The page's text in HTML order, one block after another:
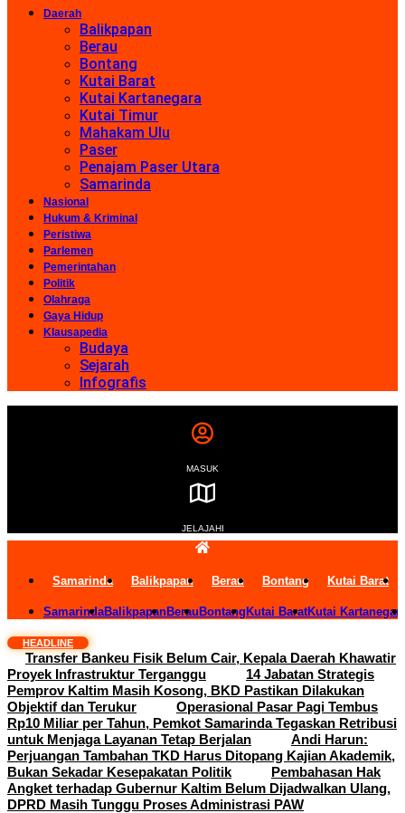
Daerah
Balikpapan
Berau
Bontang
Kutai Barat
Kutai Kartanegara
Kutai Timur
Mahakam Ulu
Paser
Penajam Paser Utara
Samarinda
Nasional
Hukum & Kriminal
Peristiwa
Parlemen
Pemerintahan
Politik
Olahraga
Gaya Hidup
Klausapedia
Budaya
Sejarah
Infografis
MASUK
JELAJAHI
Samarinda Balikpapan Berau Bontang Kutai Barat
SamarindaBalikpapanBerau Bontang Kutai BaratKutai
HEADLINE
Transfer Bankeu Fisik Belum Cair, Kepala Daerah Khawatir
Proyek Infrastruktur Terganggu
14 Jabatan Strategis
Pemprov Kaltim Masih Kosong, BKD Pastikan Dilakukan
Objektif dan Terukur
Operasional Pasar Pagi Tembus
Rp10 Miliar per Tahun, Pemkot Samarinda Tegaskan Retribusi
untuk Menjaga Layanan Tetap Berjalan
Andi Harun:
Perjuangan Tambahan TKD Harus Ditopang Kajian Akademik,
Bukan Sekadar Kesepakatan Politik
Pembahasan Hak
Angket terhadap Gubernur Kaltim Belum Dijadwalkan Ulang,
DPRD Masih Tunggu Proses Administrasi PAW